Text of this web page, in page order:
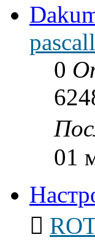
pascall
0
01